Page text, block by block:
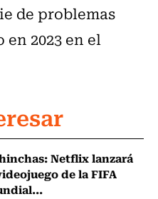
de problemas
en 2023 en el
Netflix lanzará
de la FIFA